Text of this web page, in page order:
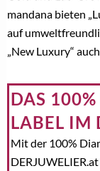
mandana bieten
auf
„New Luxury“
DAS
LABEL IM
Mit der 100%